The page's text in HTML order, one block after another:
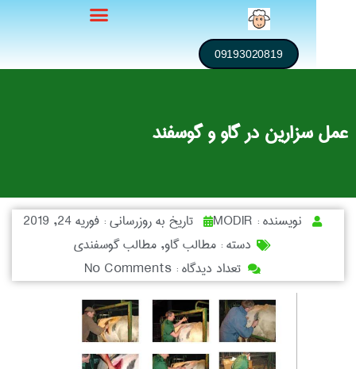
09193020819
در گاو و گوسفند
نویسنده :MODIR تاریخ به روزرسانی :فوریه 24, 2019
دسته : مطالب گاو,مطالب گوسفندی
تعداد دیدگاه :No Comments